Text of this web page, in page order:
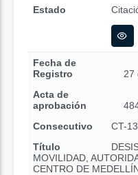
Estado
Fecha de
Registro
27
Acta de
aprobación
Consecutivo
CT-
Título
MOVILIDAD,
CENTRO DE